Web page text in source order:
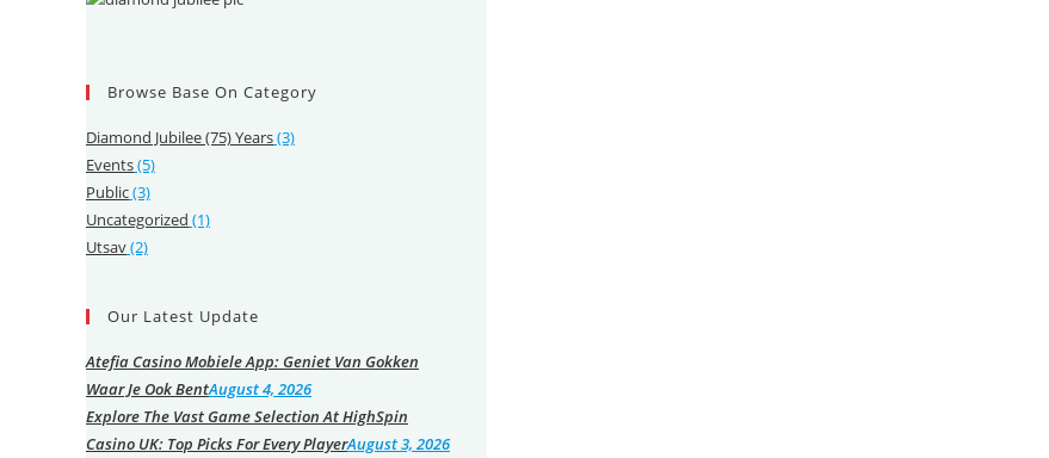
Browse Base On Category
Diamond Jubilee (75) Years(3)
Events(5)
Public(3)
Uncategorized (1)
Utsav(2)
Our Latest Update
Atefia Casino Mobiele App: Geniet Van Gokken
Waar Je Ook BentAugust 4, 2026
Explore The Vast Game Selection At HighSpin
Casino UK: Top Picks For Every PlayerAugust 3, 2026